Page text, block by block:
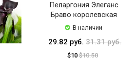
Пеларгония Элеганс
Браво королевская
В наличии
29.82 руб. 31.31 руб.
$10$10.50